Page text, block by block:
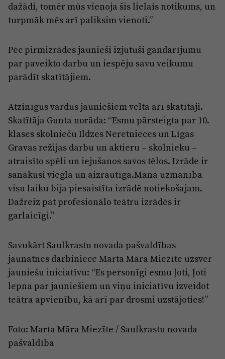
dažādi, tomēr mūs vienoja šis lielais notikums, un
turpmāk mēs arī paliksim vienoti.”
Pēc pirmizrādes jaunieši izjutuši gandarījumu
par paveikto darbu un iespēju savu veikumu
parādīt skatītājiem.
Atzinīgus vārdus jauniešiem velta arī skatītāji.
Skatītāja Gunta norāda: “Esmu pārsteigta par 10.
klases skolnieču Ildzes Neretnieces un Līgas
Gravas režijas darbu un aktieru – skolnieku –
atraisīto spēli un iejušanos savos tēlos. Izrāde ir
sanākusi viegla un aizrautīga.Mana uzmanība
visu laiku bija piesaistīta izrādē notiekošajam.
Dažreiz pat profesionālo teātru izrādēs ir
garlaicīgi.”
Savukārt Saulkrastu novada pašvaldības
jaunatnes darbiniece Marta Māra Miezīte uzsver
jauniešu iniciatīvu: “Es personīgi esmu ļoti, ļoti
lepna par jauniešiem un viņu iniciatīvu izveidot
teātra apvienību, kā arī par drosmi uzstājoties!”
Foto: Marta Māra Miezīte / Saulkrastu novada
pašvaldība